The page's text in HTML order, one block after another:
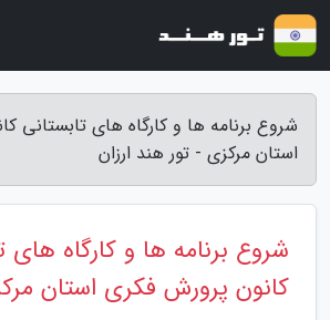
شروع برنامه ها و کارگاه های تابستانی
استان مرکزی - تور هند ارزان
شروع برنامه ها و کارگاه های
کانون پرورش فکری استان